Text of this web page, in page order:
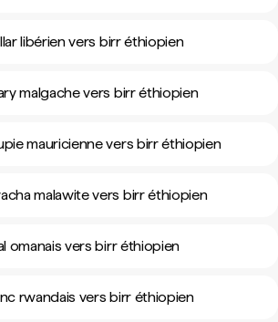
libérien vers birr éthiopien
malgache vers birr éthiopien
mauricienne vers birr éthiopien
malawite vers birr éthiopien
omanais vers birr éthiopien
rwandais vers birr éthiopien